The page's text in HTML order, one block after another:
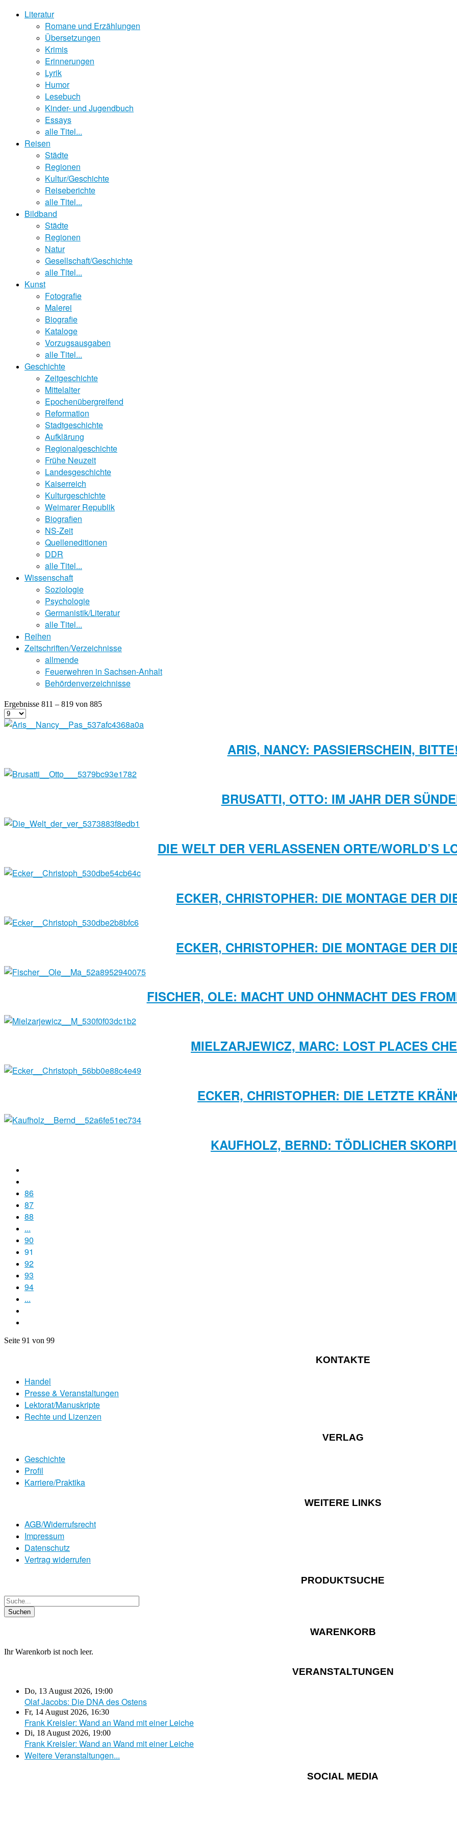
Literatur
Romane und Erzählungen
Übersetzungen
Krimis
Erinnerungen
Lyrik
Humor
Lesebuch
Kinder- und Jugendbuch
Essays
alle Titel...
Reisen
Städte
Regionen
Kultur/Geschichte
Reiseberichte
alle Titel...
Bildband
Städte
Regionen
Natur
Gesellschaft/Geschichte
alle Titel...
Kunst
Fotografie
Malerei
Biografie
Kataloge
Vorzugsausgaben
alle Titel...
Geschichte
Zeitgeschichte
Mittelalter
Epochenübergreifend
Reformation
Stadtgeschichte
Aufklärung
Regionalgeschichte
Frühe Neuzeit
Landesgeschichte
Kaiserreich
Kulturgeschichte
Weimarer Republik
Biografien
NS-Zeit
Quelleneditionen
DDR
alle Titel...
Wissenschaft
Soziologie
Psychologie
Germanistik/Literatur
alle Titel...
Reihen
Zeitschriften/Verzeichnisse
allmende
Feuerwehren in Sachsen-Anhalt
Behördenverzeichnisse
Ergebnisse 811 – 819 von 885
ARIS, NANCY: PASSIERSCHEIN,
BRUSATTI, OTTO: IM JAHR DER
DIE WELT DER VERLASSENEN ORTE/WORLD’S
ECKER, CHRISTOPHER: DIE MONTAGE DER
ECKER, CHRISTOPHER: DIE MONTAGE DER
FISCHER, OLE: MACHT UND OHNMACHT DES
MIELZARJEWICZ, MARC: LOST PLACES
ECKER, CHRISTOPHER: DIE LETZTE
KAUFHOLZ, BERND: TÖDLICHER
86
87
88
...
90
91
92
93
94
...
Seite 91 von 99
KONTAKTE
Handel
Presse & Veranstaltungen
Lektorat/Manuskripte
Rechte und Lizenzen
VERLAG
Geschichte
Profil
Karriere/Praktika
WEITERE LINKS
AGB/Widerrufsrecht
Impressum
Datenschutz
Vertrag widerrufen
PRODUKTSUCHE
WARENKORB
Ihr Warenkorb ist noch leer.
VERANSTALTUNGEN
Do, 13 August 2026, 19:00
Olaf Jacobs: Die DNA des Ostens
Fr, 14 August 2026, 16:30
Frank Kreisler: Wand an Wand mit einer Leiche
Di, 18 August 2026, 19:00
Frank Kreisler: Wand an Wand mit einer Leiche
Weitere Veranstaltungen...
SOCIAL MEDIA